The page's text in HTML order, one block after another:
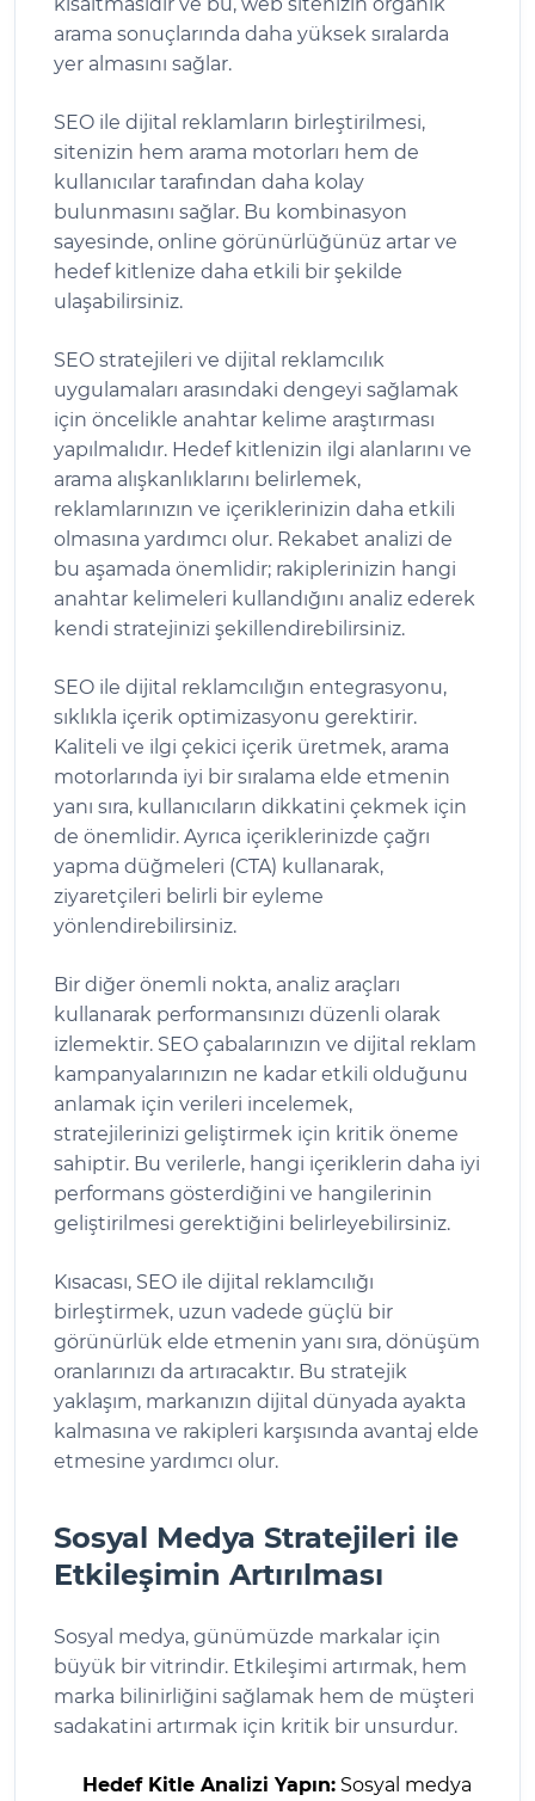
kısaltmasıdır ve bu, web sitenizin organik
arama sonuçlarında daha yüksek sıralarda
yer almasını sağlar.
SEO ile dijital reklamların birleştirilmesi,
sitenizin hem arama motorları hem de
kullanıcılar tarafından daha kolay
bulunmasını sağlar. Bu kombinasyon
sayesinde, online görünürlüğünüz artar ve
hedef kitlenize daha etkili bir şekilde
ulaşabilirsiniz.
SEO stratejileri ve dijital reklamcılık
uygulamaları arasındaki dengeyi sağlamak
için öncelikle anahtar kelime araştırması
yapılmalıdır. Hedef kitlenizin ilgi alanlarını ve
arama alışkanlıklarını belirlemek,
reklamlarınızın ve içeriklerinizin daha etkili
olmasına yardımcı olur. Rekabet analizi de
bu aşamada önemlidir; rakiplerinizin hangi
anahtar kelimeleri kullandığını analiz ederek
kendi stratejinizi şekillendirebilirsiniz.
SEO ile dijital reklamcılığın entegrasyonu,
sıklıkla içerik optimizasyonu gerektirir.
Kaliteli ve ilgi çekici içerik üretmek, arama
motorlarında iyi bir sıralama elde etmenin
yanı sıra, kullanıcıların dikkatini çekmek için
de önemlidir. Ayrıca içeriklerinizde çağrı
yapma düğmeleri (CTA) kullanarak,
ziyaretçileri belirli bir eyleme
yönlendirebilirsiniz.
Bir diğer önemli nokta, analiz araçları
kullanarak performansınızı düzenli olarak
izlemektir. SEO çabalarınızın ve dijital reklam
kampanyalarınızın ne kadar etkili olduğunu
anlamak için verileri incelemek,
stratejilerinizi geliştirmek için kritik öneme
sahiptir. Bu verilerle, hangi içeriklerin daha iyi
performans gösterdiğini ve hangilerinin
geliştirilmesi gerektiğini belirleyebilirsiniz.
Kısacası, SEO ile dijital reklamcılığı
birleştirmek, uzun vadede güçlü bir
görünürlük elde etmenin yanı sıra, dönüşüm
oranlarınızı da artıracaktır. Bu stratejik
yaklaşım, markanızın dijital dünyada ayakta
kalmasına ve rakipleri karşısında avantaj elde
etmesine yardımcı olur.
Sosyal Medya Stratejileri ile
Etkileşimin Artırılması
Sosyal medya, günümüzde markalar için
büyük bir vitrindir. Etkileşimi artırmak, hem
marka bilinirliğini sağlamak hem de müşteri
sadakatini artırmak için kritik bir unsurdur.
Hedef Kitle Analizi Yapın: Sosyal medya